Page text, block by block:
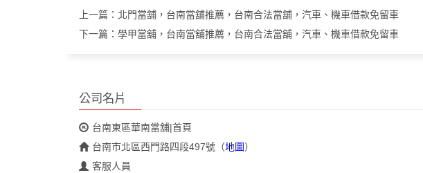
上一篇： 北門當舖，台南當舖推薦，台南合法當舖，汽車、機車借款免留車
下一篇： 學甲當舖，台南當舖推薦，台南合法當舖，汽車、機車借款免留車
公司名片
台南東區華南當舖|首頁
台南市北區西門路四段497號 （地圖）
客服人員